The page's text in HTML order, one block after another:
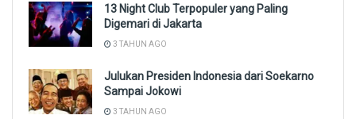
13 Night Club Terpopuler yang Paling
Digemari di Jakarta
3 TAHUN AGO
Julukan Presiden Indonesia dari Soekarno
Sampai Jokowi
3 TAHUN AGO